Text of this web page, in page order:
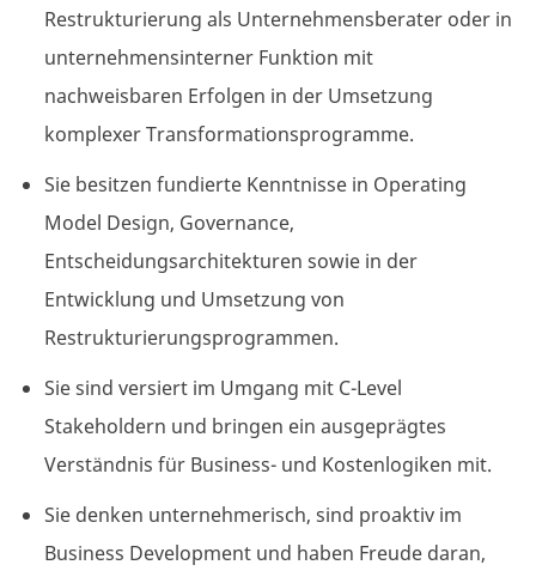
Restrukturierung als Unternehmensberater oder in
unternehmensinterner Funktion mit
nachweisbaren Erfolgen in der Umsetzung
komplexer Transformationsprogramme.
Sie besitzen fundierte Kenntnisse in Operating
Model Design, Governance,
Entscheidungsarchitekturen sowie in der
Entwicklung und Umsetzung von
Restrukturierungsprogrammen.
Sie sind versiert im Umgang mit C-Level
Stakeholdern und bringen ein ausgeprägtes
Verständnis für Business- und Kostenlogiken mit.
Sie denken unternehmerisch, sind proaktiv im
Business Development und haben Freude daran,